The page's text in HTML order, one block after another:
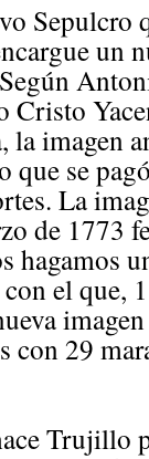
Sepulcro
un
Cristo
la imagen
se
La
de 1773
hagamos
el que,
con 29
Trujillo